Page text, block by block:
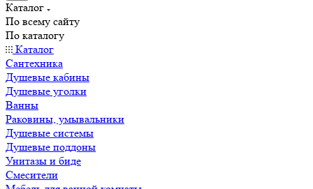
Каталог
По всему сайту
По каталогу
Каталог
Сантехника
Душевые кабины
Душевые уголки
Ванны
Раковины, умывальники
Душевые системы
Душевые поддоны
Унитазы и биде
Смесители